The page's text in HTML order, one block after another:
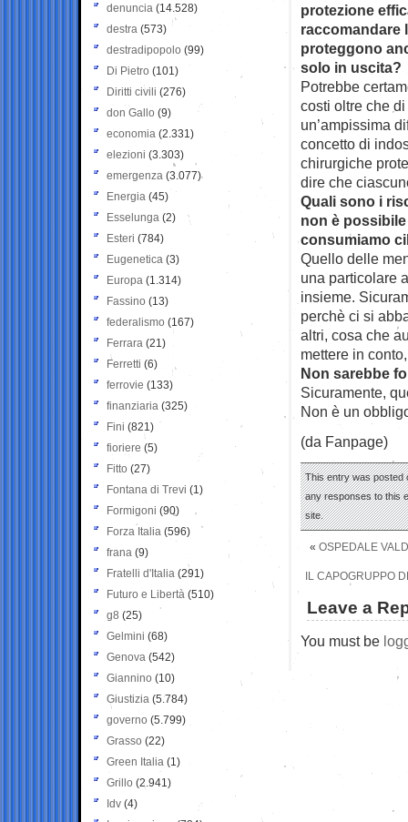
protezione
raccomandare
proteggono
solo in uscita?
Potrebbe
costi oltre che
un’ampissima
concetto di
chirurgiche
dire che
Quali sono i
non è
consumiamo
Quello delle
una particolare
insieme.
perchè ci si
altri, cosa che
mettere in
Non sarebbe
Sicuramente,
Non è un
(da Fanpage)
This entry was posted
any responses to this
site.
« OSPEDALE
IL CAPOGRUPPO
Leave a
You must be
denuncia (14.528)
destra (573)
destradipopolo (99)
Di Pietro (101)
Diritti civili (276)
don Gallo (9)
economia (2.331)
elezioni (3.303)
emergenza (3.077)
Energia (45)
Esselunga (2)
Esteri (784)
Eugenetica (3)
Europa (1.314)
Fassino (13)
federalismo (167)
Ferrara (21)
Ferretti (6)
ferrovie (133)
finanziaria (325)
Fini (821)
fioriere (5)
Fitto (27)
Fontana di Trevi (1)
Formigoni (90)
Forza Italia (596)
frana (9)
Fratelli d'Italia (291)
Futuro e Libertà (510)
g8 (25)
Gelmini (68)
Genova (542)
Giannino (10)
Giustizia (5.784)
governo (5.799)
Grasso (22)
Green Italia (1)
Grillo (2.941)
Idv (4)